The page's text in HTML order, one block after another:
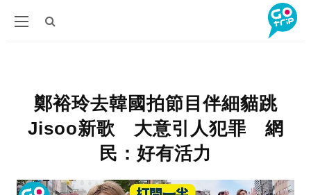
鄭裕玲去韓國拍節目伴細貓跳
Jisoo新歌 大意引人犯罪 網
民：好有活力